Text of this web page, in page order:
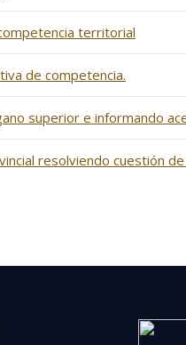
territorial
de competencia.
superior e informando
resolviendo cuestión